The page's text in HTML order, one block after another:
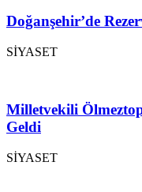
Doğanşehir’de
SİYASET
Milletvekili
Geldi
SİYASET